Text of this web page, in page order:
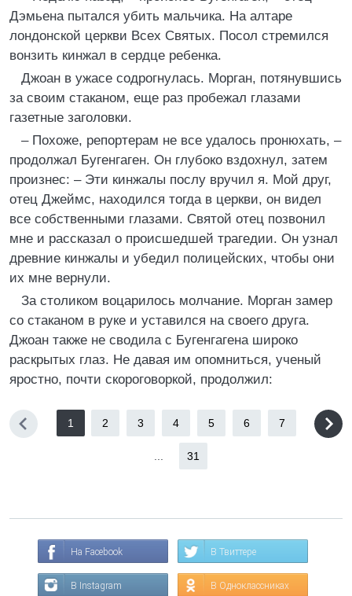
Дэмьена пытался убить мальчика. На алтаре
лондонской церкви Всех Святых. Посол стремился
вонзить кинжал в сердце ребенка.
Джоан в ужасе содрогнулась. Морган, потянувшись
за своим стаканом, еще раз пробежал глазами
газетные заголовки.
– Похоже, репортерам не все удалось пронюхать, –
продолжал Бугенгаген. Он глубоко вздохнул, затем
произнес: – Эти кинжалы послу вручил я. Мой друг,
отец Джеймс, находился тогда в церкви, он видел
все собственными глазами. Святой отец позвонил
мне и рассказал о происшедшей трагедии. Он узнал
древние кинжалы и убедил полицейских, чтобы они
их мне вернули.
За столиком воцарилось молчание. Морган замер
со стаканом в руке и уставился на своего друга.
Джоан также не сводила с Бугенгагена широко
раскрытых глаз. Не давая им опомниться, ученый
яростно, почти скороговоркой, продолжил:
1 2 3 4 5 6 7
31
На Facebook В Твиттере
В Instagram В Одноклассниках